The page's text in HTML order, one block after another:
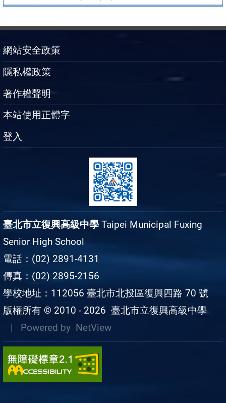
網站安全政策
隱私權政策
著作權聲明
本站使用正體字
登入
臺北市立復興高級中學 Taipei Municipal Fuxing
Senior High School
電話：(02) 2891-4131
傳真：(02) 2895-2156
學校地址：112056 臺北市北投區復興四路 70 號
版權所有 © 2010 - 2026 臺北市立復興高級中學
| Powered by NetView